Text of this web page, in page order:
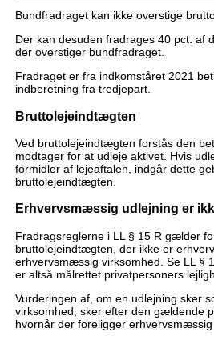
Bundfradraget kan ikke overstige
Der kan desuden fradrages 40 pct. af
der overstiger bundfradraget.
Fradraget er fra indkomståret 2021
indberetning fra tredjepart.
Bruttolejeindtægten
Ved bruttolejeindtægten forstås den
modtager for at udleje aktivet. Hvis
formidler af lejeaftalen, indgår dette
bruttolejeindtægten.
Erhvervsmæssig udlejning er
Fradragsreglerne i LL § 15 R gælder
bruttolejeindtægten, der ikke er
erhvervsmæssig virksomhed. Se LL §
er altså målrettet privatpersoners
Vurderingen af, om en udlejning sker
virksomhed, sker efter den gældende
hvornår der foreligger erhvervsmæssig